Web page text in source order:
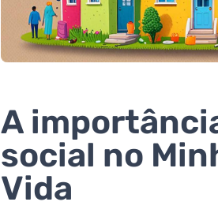
A
social no
Vida